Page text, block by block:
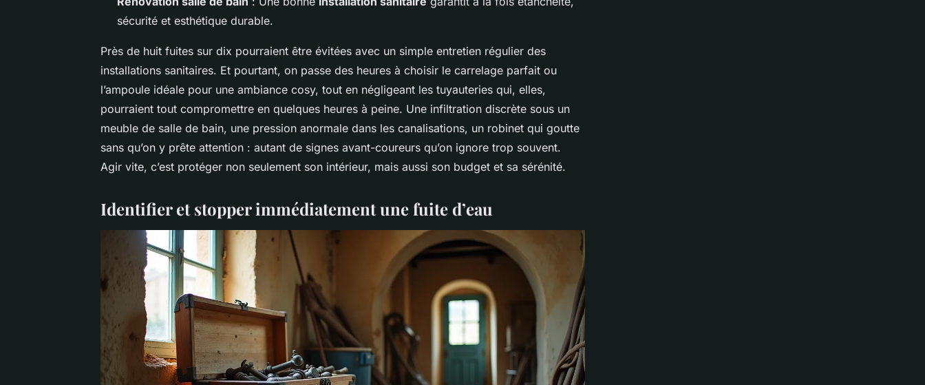
sécurité et esthétique durable.
Près de huit fuites sur dix pourraient être évitées avec un simple entretien régulier des
installations sanitaires. Et pourtant, on passe des heures à choisir le carrelage parfait ou
l’ampoule idéale pour une ambiance cosy, tout en négligeant les tuyauteries qui, elles,
pourraient tout compromettre en quelques heures à peine. Une infiltration discrète sous un
meuble de salle de bain, une pression anormale dans les canalisations, un robinet qui goutte
sans qu’on y prête attention : autant de signes avant-coureurs qu’on ignore trop souvent.
Agir vite, c’est protéger non seulement son intérieur, mais aussi son budget et sa sérénité.
Identifier et stopper immédiatement une fuite d’eau